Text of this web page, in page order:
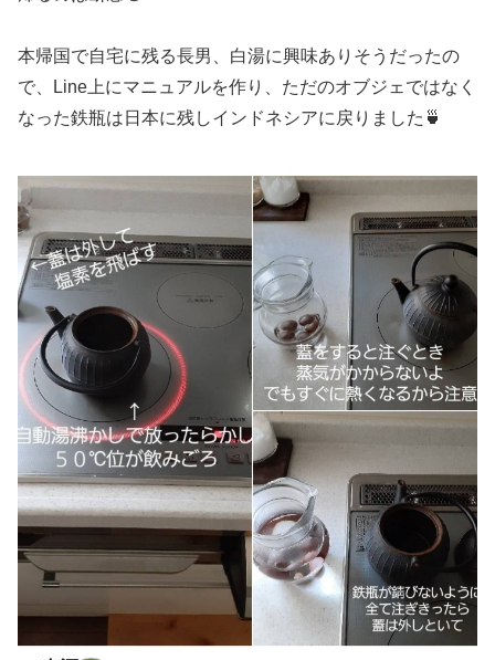
本帰国で自宅に残る長男、白湯に興味ありそうだったの
で、Line上にマニュアルを作り、ただのオブジェではなく
なった鉄瓶は日本に残しインドネシアに戻りました🍵